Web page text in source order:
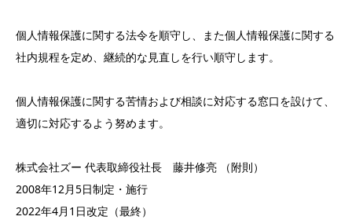
個人情報保護に関する法令を順守し、また個人情報保護に関する
社内規程を定め、継続的な見直しを行い順守します。
個人情報保護に関する苦情および相談に対応する窓口を設けて、
適切に対応するよう努めます。
株式会社ズー 代表取締役社長 藤井修亮 （附則）
2008年12月5日制定・施行
2022年4月1日改定（最終）